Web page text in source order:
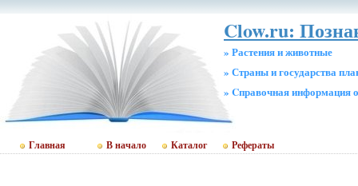
Clow.ru:
» Растения и животные
» Страны и государства
» Cправочная информация
Главная В начало Каталог Рефераты